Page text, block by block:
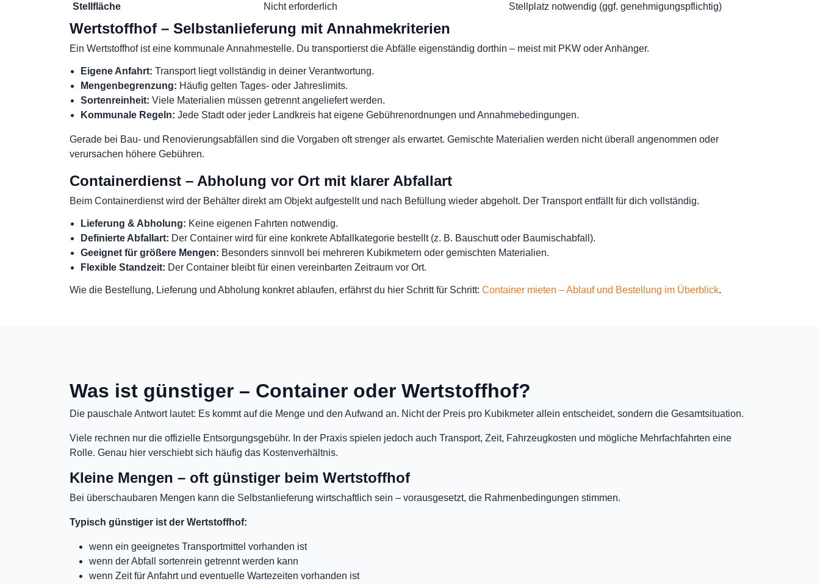
Stellfläche Nicht erforderlich Stellplatz notwendig (ggf. genehmigungspflichtig)
Wertstoffhof – Selbstanlieferung mit Annahmekriterien
Ein Wertstoffhof ist eine kommunale Annahmestelle. Du transportierst die Abfälle eigenständig dorthin – meist mit PKW oder Anhänger.
Eigene Anfahrt: Transport liegt vollständig in deiner Verantwortung.
Mengenbegrenzung: Häufig gelten Tages- oder Jahreslimits.
Sortenreinheit: Viele Materialien müssen getrennt angeliefert werden.
Kommunale Regeln: Jede Stadt oder jeder Landkreis hat eigene Gebührenordnungen und Annahmebedingungen.
Gerade bei Bau- und Renovierungsabfällen sind die Vorgaben oft strenger als erwartet. Gemischte Materialien werden nicht überall angenommen oder
verursachen höhere Gebühren.
Containerdienst – Abholung vor Ort mit klarer Abfallart
Beim Containerdienst wird der Behälter direkt am Objekt aufgestellt und nach Befüllung wieder abgeholt. Der Transport entfällt für dich vollständig.
Lieferung & Abholung: Keine eigenen Fahrten notwendig.
Definierte Abfallart: Der Container wird für eine konkrete Abfallkategorie bestellt (z. B. Bauschutt oder Baumischabfall).
Geeignet für größere Mengen: Besonders sinnvoll bei mehreren Kubikmetern oder gemischten Materialien.
Flexible Standzeit: Der Container bleibt für einen vereinbarten Zeitraum vor Ort.
Wie die Bestellung, Lieferung und Abholung konkret ablaufen, erfährst du hier Schritt für Schritt: Container mieten – Ablauf und Bestellung im Überblick.
Was ist günstiger – Container oder Wertstoffhof?
Die pauschale Antwort lautet: Es kommt auf die Menge und den Aufwand an. Nicht der Preis pro Kubikmeter allein entscheidet, sondern die Gesamtsituation.
Viele rechnen nur die offizielle Entsorgungsgebühr. In der Praxis spielen jedoch auch Transport, Zeit, Fahrzeugkosten und mögliche Mehrfachfahrten eine
Rolle. Genau hier verschiebt sich häufig das Kostenverhältnis.
Kleine Mengen – oft günstiger beim Wertstoffhof
Bei überschaubaren Mengen kann die Selbstanlieferung wirtschaftlich sein – vorausgesetzt, die Rahmenbedingungen stimmen.
Typisch günstiger ist der Wertstoffhof:
wenn ein geeignetes Transportmittel vorhanden ist
wenn der Abfall sortenrein getrennt werden kann
wenn Zeit für Anfahrt und eventuelle Wartezeiten vorhanden ist